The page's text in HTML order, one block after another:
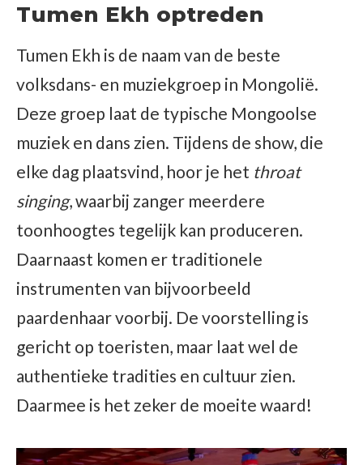
Tumen Ekh optreden
Tumen Ekh is de naam van de beste
volksdans- en muziekgroep in Mongolië.
Deze groep laat de typische Mongoolse
muziek en dans zien. Tijdens de show, die
elke dag plaatsvind, hoor je het throat
singing, waarbij zanger meerdere
toonhoogtes tegelijk kan produceren.
Daarnaast komen er traditionele
instrumenten van bijvoorbeeld
paardenhaar voorbij. De voorstelling is
gericht op toeristen, maar laat wel de
authentieke tradities en cultuur zien.
Daarmee is het zeker de moeite waard!